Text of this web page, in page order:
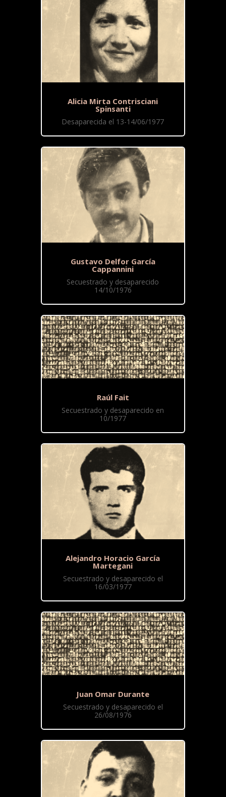
Alicia Mirta Contrisciani
Spinsanti
Desaparecida el 13-14/06/1977
Gustavo Delfor García
Cappannini
Secuestrado y desaparecido
14/10/1976
Raúl Fait
Secuestrado y desaparecido en
10/1977
Alejandro Horacio García
Martegani
Secuestrado y desaparecido el
16/03/1977
Juan Omar Durante
Secuestrado y desaparecido el
26/08/1976